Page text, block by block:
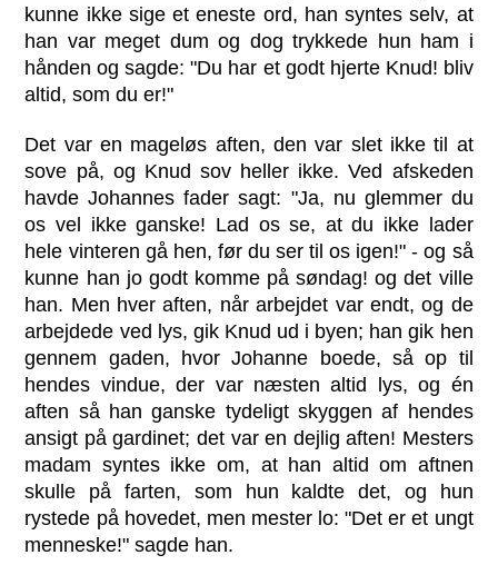
kunne ikke sige et eneste ord, han syntes selv, at
han var meget dum og dog trykkede hun ham i
hånden og sagde: "Du har et godt hjerte Knud! bliv
altid, som du er!"
Det var en mageløs aften, den var slet ikke til at
sove på, og Knud sov heller ikke. Ved afskeden
havde Johannes fader sagt: "Ja, nu glemmer du
os vel ikke ganske! Lad os se, at du ikke lader
hele vinteren gå hen, før du ser til os igen!" - og så
kunne han jo godt komme på søndag! og det ville
han. Men hver aften, når arbejdet var endt, og de
arbejdede ved lys, gik Knud ud i byen; han gik hen
gennem gaden, hvor Johanne boede, så op til
hendes vindue, der var næsten altid lys, og én
aften så han ganske tydeligt skyggen af hendes
ansigt på gardinet; det var en dejlig aften! Mesters
madam syntes ikke om, at han altid om aftnen
skulle på farten, som hun kaldte det, og hun
rystede på hovedet, men mester lo: "Det er et ungt
menneske!" sagde han.